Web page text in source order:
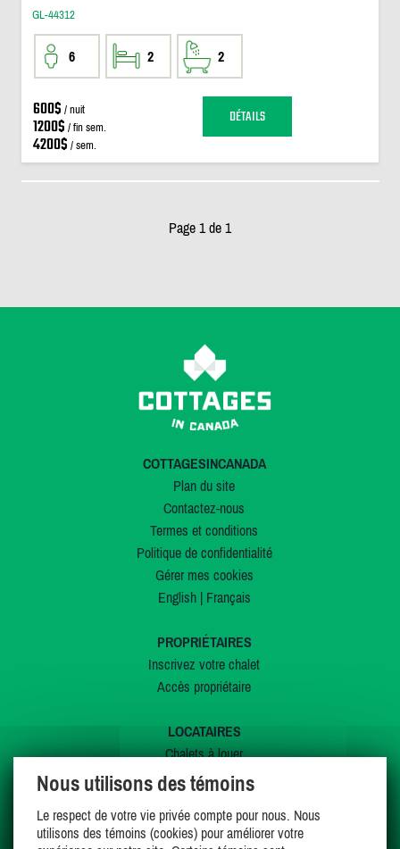
GL-44312
6 2 2
600$ / nuit
1200$ / fin sem.
4200$ / sem.
DÉTAILS
Page 1 de 1
COTTAGESINCANADA
Plan du site
Contactez-nous
Termes et conditions
Politique de confidentialité
Gérer mes cookies
English| Français
PROPRIÉTAIRES
Inscrivez votre chalet
Accès propriétaire
LOCATAIRES
Chalets à louer
Chalets à vendre
Offres spéciales
Mes favoris
Nous utilisons des témoins
Le respect de votre vie privée compte pour nous. Nous
utilisons des témoins (cookies) pour améliorer votre